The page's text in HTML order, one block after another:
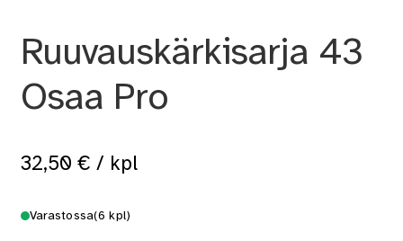
Ruuvauskärkisarja 43
Osaa Pro
32,50 € / kpl
Varastossa(6 kpl)